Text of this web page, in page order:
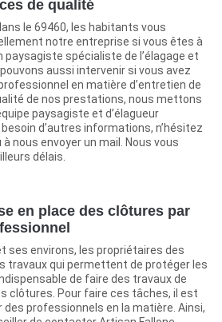
de qualité
le 69460, les habitants vous
notre entreprise si vous êtes à
paysagiste spécialiste de l’élagage et
aussi intervenir si vous avez
en matière d’entretien de
de nos prestations, nous mettons
paysagiste et d’élagueur
d’autres informations, n’hésitez
nous envoyer un mail. Nous vous
délais.
en place des clôtures par
ses environs, les propriétaires des
travaux qui permettent de protéger les
de faire des travaux de
clôtures. Pour faire ces tâches, il est
des professionnels en la matière. Ainsi,